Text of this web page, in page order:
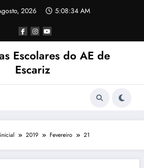
2026 5:08:34 AM
Escolares do AE de
Escariz
2019 Fevereiro 21